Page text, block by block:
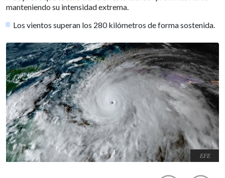
manteniendo su intensidad extrema.
Los vientos superan los 280 kilómetros de forma sostenida.
EFE